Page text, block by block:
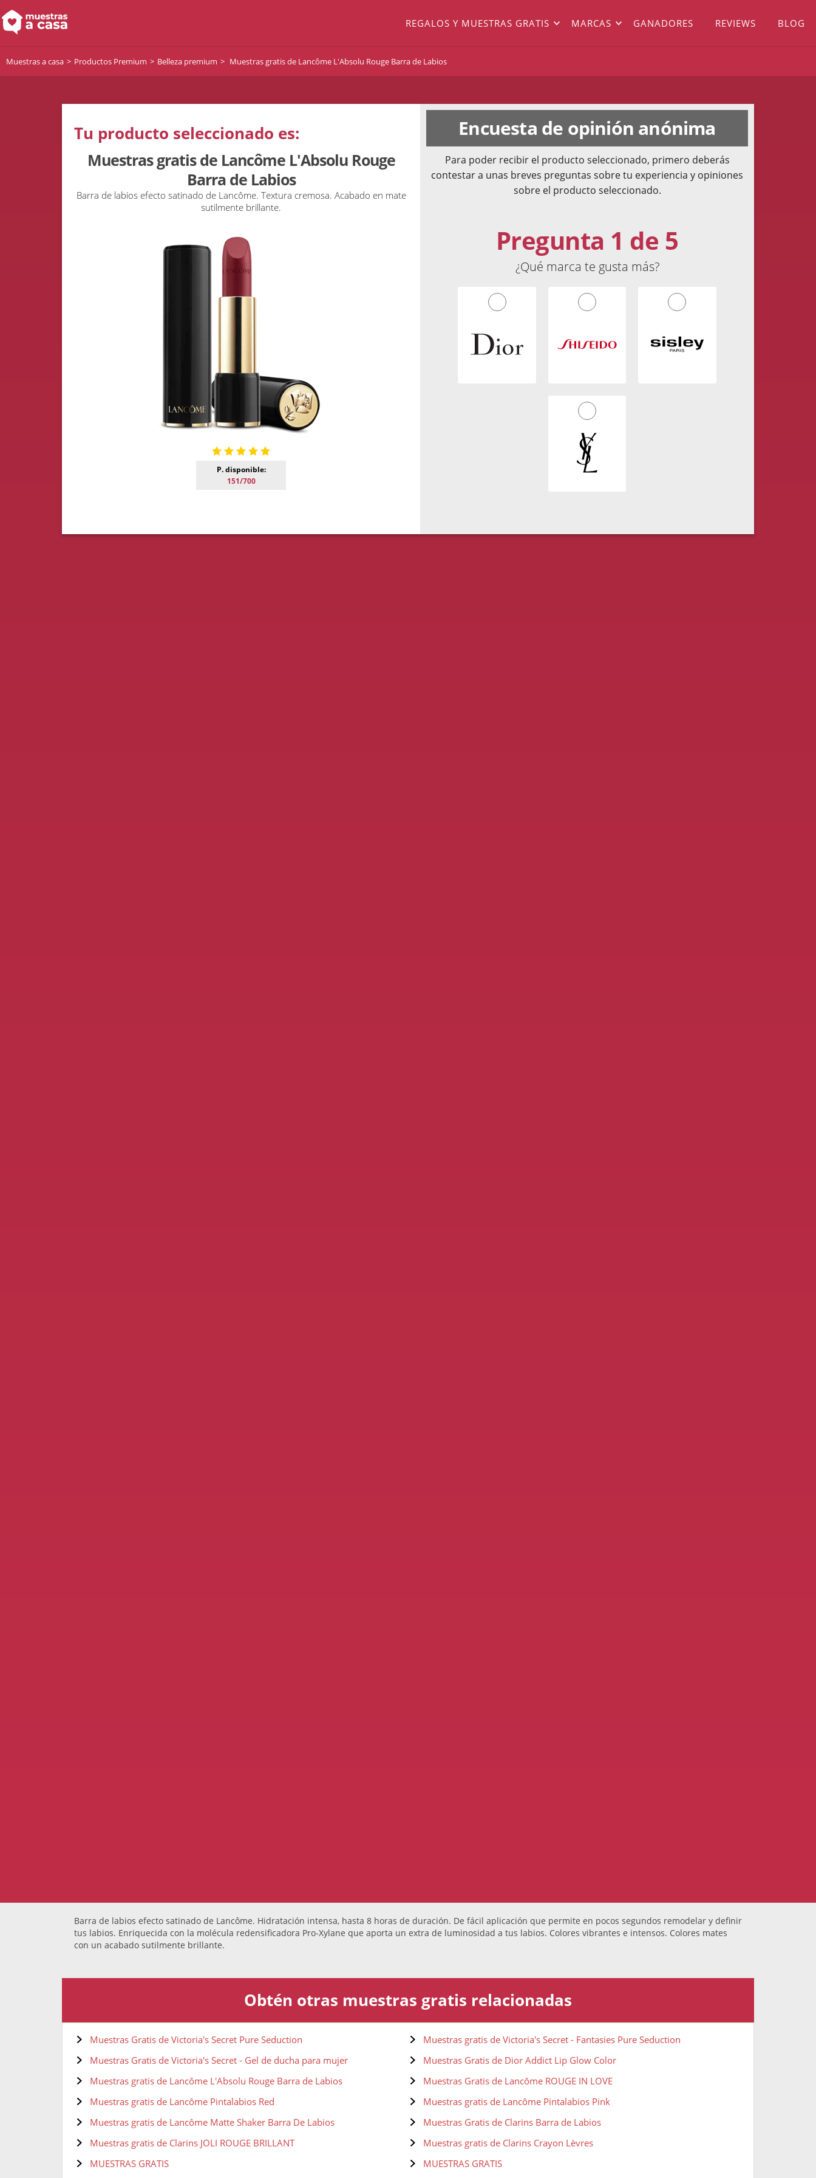
REGALOS Y MUESTRAS GRATIS MARCAS GANADORES REVIEWS BLOG
Muestras a casa Productos Premium Belleza premium Muestras gratis de Lancôme L'Absolu Rouge Barra de Labios
Tu producto seleccionado es:
Muestras gratis de Lancôme L'Absolu Rouge
Barra de Labios
Barra de labios efecto satinado de Lancôme. Textura cremosa. Acabado en mate
sutilmente brillante.
P. disponible:
151/700
Encuesta de opinión anónima
Para poder recibir el producto seleccionado, primero deberás
contestar a unas breves preguntas sobre tu experiencia y opiniones
sobre el producto seleccionado.
Pregunta 1 de 5
¿Qué marca te gusta más?
Barra de labios efecto satinado de Lancôme. Hidratación intensa, hasta 8 horas de duración. De fácil aplicación que permite en pocos segundos remodelar y definir
tus labios. Enriquecida con la molécula redensificadora Pro-Xylane que aporta un extra de luminosidad a tus labios. Colores vibrantes e intensos. Colores mates
con un acabado sutilmente brillante.
Obtén otras muestras gratis relacionadas
Muestras Gratis de Victoria's Secret Pure Seduction
Muestras gratis de Victoria's Secret - Fantasies Pure Seduction
Muestras Gratis de Victoria's Secret - Gel de ducha para mujer
Muestras Gratis de Dior Addict Lip Glow Color
Muestras gratis de Lancôme L'Absolu Rouge Barra de Labios
Muestras Gratis de Lancôme ROUGE IN LOVE
Muestras gratis de Lancôme Pintalabios Red
Muestras gratis de Lancôme Pintalabios Pink
Muestras gratis de Lancôme Matte Shaker Barra De Labios
Muestras Gratis de Clarins Barra de Labios
Muestras gratis de Clarins JOLI ROUGE BRILLANT
Muestras gratis de Clarins Crayon Lèvres
MUESTRAS GRATIS
MUESTRAS GRATIS